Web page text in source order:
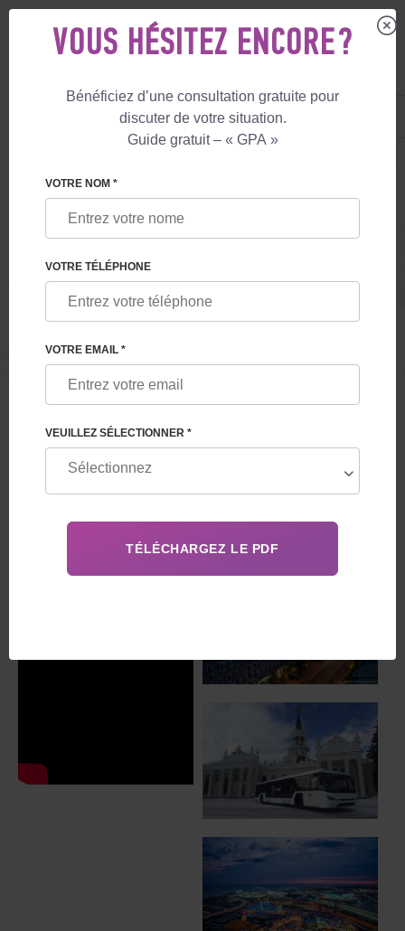
+33 805 081 801
SERVICES POUR LES HÔTES
BIENVENUE À KHARKIV
VOUS HÉSITEZ ENCORE ?
Bénéficiez d’une consultation gratuite pour
discuter de votre situation.
Guide gratuit – « GPA »
VOTRE NOM *
VOTRE TÉLÉPHONE
VOTRE EMAIL *
VEUILLEZ SÉLECTIONNER *